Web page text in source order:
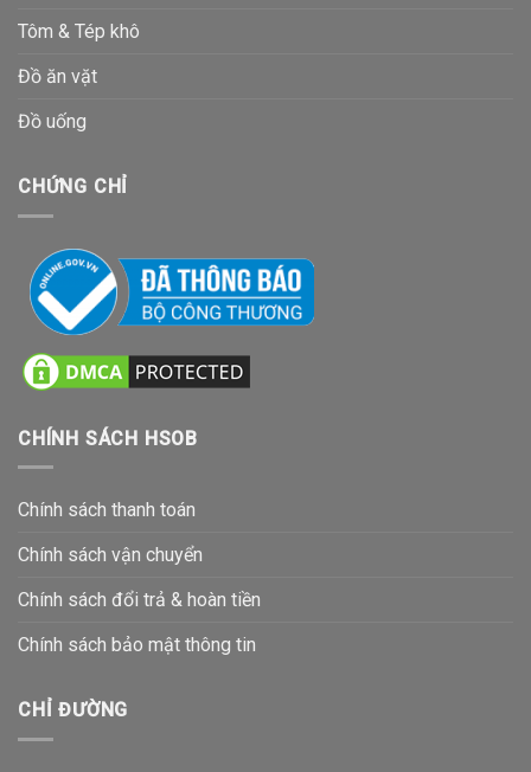
Tôm & Tép khô
Đồ ăn vặt
Đồ uống
CHỨNG CHỈ
CHÍNH SÁCH HSOB
Chính sách thanh toán
Chính sách vận chuyển
Chính sách đổi trả & hoàn tiền
Chính sách bảo mật thông tin
CHỈ ĐƯỜNG